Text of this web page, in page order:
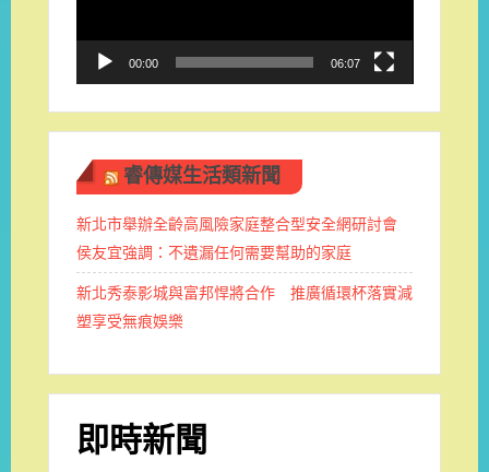
00:00 06:07
睿傳媒生活類新聞
新北市舉辦全齡高風險家庭整合型安全網研討會
侯友宜強調：不遺漏任何需要幫助的家庭
新北秀泰影城與富邦悍將合作 推廣循環杯落實減
塑享受無痕娛樂
即時新聞